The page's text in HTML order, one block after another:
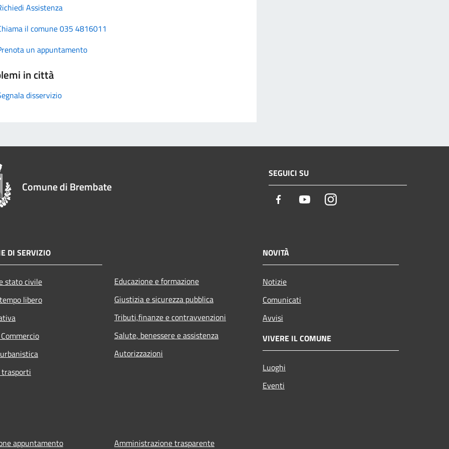
Assistenza
il comune 035 4816011
un appuntamento
in città
disservizio
Comune di Brembate
SEGUICI SU
Facebook YoutubeInstagram
DI SERVIZIO
stato civile
libero
Educazione e formazione
Giustizia e sicurezza pubblica
Tributi,finanze e contravvenzioni
Salute, benessere e assistenza
Autorizzazioni
NOVITÀ
Notizie
Comunicati
Avvisi
VIVERE IL COMUNE
Luoghi
Eventi
appuntamento Amministrazione trasparente